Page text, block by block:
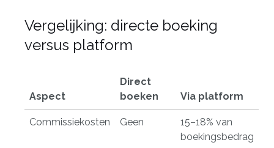
Vergelijking: directe boeking
versus platform
Aspect
Direct
boeken
Via platform
Commissiekosten Geen
15–18% van
boekingsbedrag